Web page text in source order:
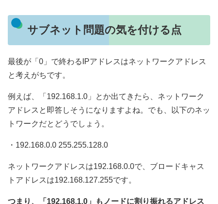
サブネット問題の気を付ける点
最後が「0」で終わるIPアドレスはネットワークアドレス
と考えがちです。
例えば、「192.168.1.0」とか出てきたら、ネットワーク
アドレスと即答しそうになりますよね。でも、以下のネッ
トワークだとどうでしょう。
・192.168.0.0 255.255.128.0
ネットワークアドレスは192.168.0.0で、ブロードキャス
トアドレスは192.168.127.255です。
つまり、「192.168.1.0」もノードに割り振れるアドレス